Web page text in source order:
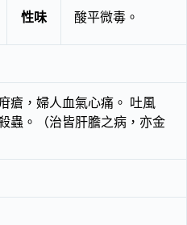
性味 酸平微毒。
瘡，婦人血氣心痛。 吐風
蟲。（治皆肝膽之病，亦金